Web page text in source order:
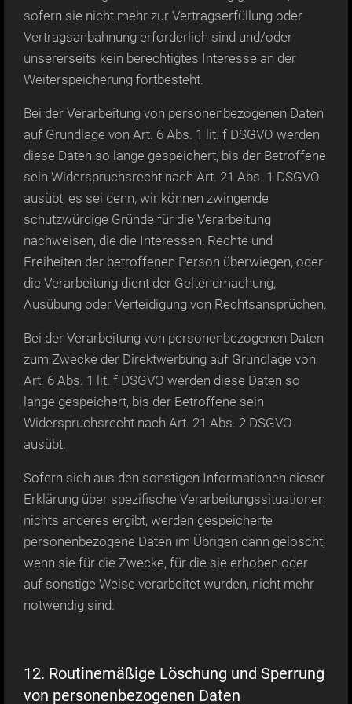
sofern sie nicht mehr zur Vertragserfüllung oder
Vertragsanbahnung erforderlich sind und/oder
unsererseits kein berechtigtes Interesse an der
Weiterspeicherung fortbesteht.
Bei der Verarbeitung von personenbezogenen Daten
auf Grundlage von Art. 6 Abs. 1 lit. f DSGVO werden
diese Daten so lange gespeichert, bis der Betroffene
sein Widerspruchsrecht nach Art. 21 Abs. 1 DSGVO
ausübt, es sei denn, wir können zwingende
schutzwürdige Gründe für die Verarbeitung
nachweisen, die die Interessen, Rechte und
Freiheiten der betroffenen Person überwiegen, oder
die Verarbeitung dient der Geltendmachung,
Ausübung oder Verteidigung von Rechtsansprüchen.
Bei der Verarbeitung von personenbezogenen Daten
zum Zwecke der Direktwerbung auf Grundlage von
Art. 6 Abs. 1 lit. f DSGVO werden diese Daten so
lange gespeichert, bis der Betroffene sein
Widerspruchsrecht nach Art. 21 Abs. 2 DSGVO
ausübt.
Sofern sich aus den sonstigen Informationen dieser
Erklärung über spezifische Verarbeitungssituationen
nichts anderes ergibt, werden gespeicherte
personenbezogene Daten im Übrigen dann gelöscht,
wenn sie für die Zwecke, für die sie erhoben oder
auf sonstige Weise verarbeitet wurden, nicht mehr
notwendig sind.
12. Routinemäßige Löschung und Sperrung
von personenbezogenen Daten